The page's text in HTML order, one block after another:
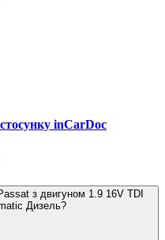
inCarDoc
з двигуном 1.9 16V TDI
Дизель?